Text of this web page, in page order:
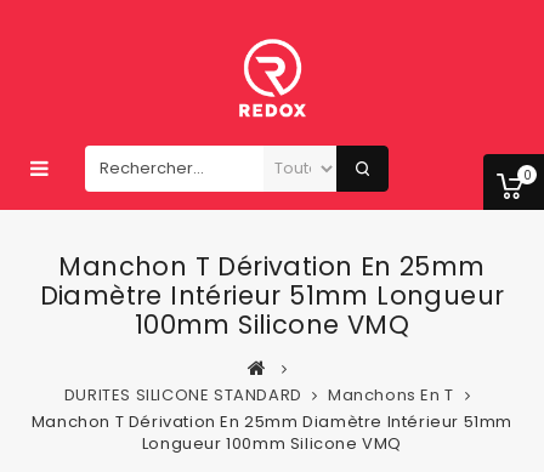
0
Manchon T Dérivation En 25mm
Diamètre Intérieur 51mm Longueur
100mm Silicone VMQ
DURITES SILICONE STANDARD
Manchons En T
Manchon T Dérivation En 25mm Diamètre Intérieur 51mm
Longueur 100mm Silicone VMQ